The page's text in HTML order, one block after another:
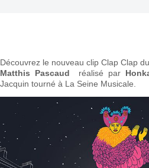
Découvrez le nouveau clip Clap Clap
Matthis Pascaud réalisé par
Jacquin tourné à La Seine Musicale.